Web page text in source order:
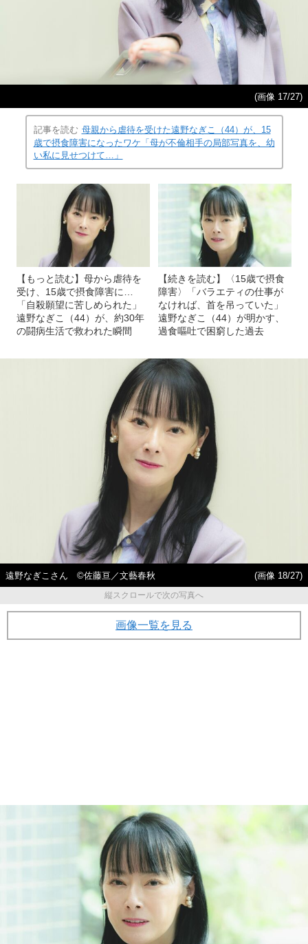
(画像 17/27)
記事を読む 母親から虐待を受けた遠野なぎこ（44）が、15
歳で摂食障害になったワケ「母が不倫相手の局部写真を、幼
い私に見せつけて…」
【もっと読む】母から虐待を
受け、15歳で摂食障害に…
「自殺願望に苦しめられた」
遠野なぎこ（44）が、約30年
の闘病生活で救われた瞬間
【続きを読む】〈15歳で摂食
障害〉「バラエティの仕事が
なければ、首を吊っていた」
遠野なぎこ（44）が明かす、
過食嘔吐で困窮した過去
遠野なぎこさん ©佐藤亘／文藝春秋
(画像 18/27)
縦スクロールで次の写真へ
画像一覧を見る